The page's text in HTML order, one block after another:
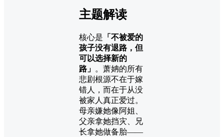
主题解读
核心是 「不被爱的
孩子没有退路，但
可以选择新的
路」 。萧姌的所有
悲剧根源不在于嫁
错人，而在于从没
被家人真正爱过。
母亲嫌她像阿姐、
父亲拿她挡灾、兄
长拿她做备胎——